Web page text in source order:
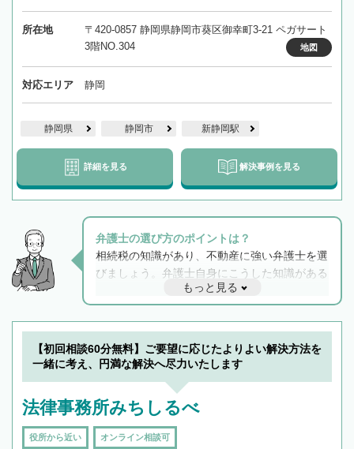
所在地
〒420-0857 静岡県静岡市葵区御幸町3-21 ペガサート
3階NO.304
地図
対応エリア 静岡
静岡県 静岡市 新静岡駅
詳細を見る 解決事例を見る
弁護士の選び方のポイントは？
相続税の知識があり、不動産に強い弁護士を選
びましょう。弁護士自身にこうした知識がある
と他士業との連携もスムーズに進み、トラブル
解決のみならず相続をトータルで任せることが
できます。また、相続は感情がからむ分野なの
でフィーリングも重要です。実際に電話や面談
で複数の弁護士と会話をしてウマが合う方に依
もっと見る
【初回相談60分無料】ご要望に応じたよりよい解決方法を
一緒に考え、円満な解決へ尽力いたします
法律事務所みちしるべ
役所から近い オンライン相談可